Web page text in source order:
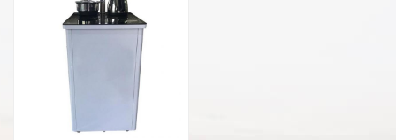
رائحة غريبة